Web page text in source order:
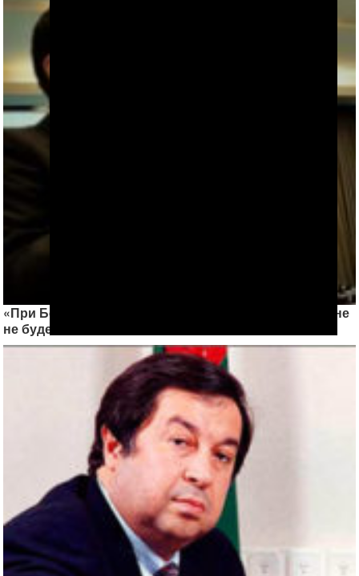
«При Бердымухамедове улучшений в Туркменистане
не будет»